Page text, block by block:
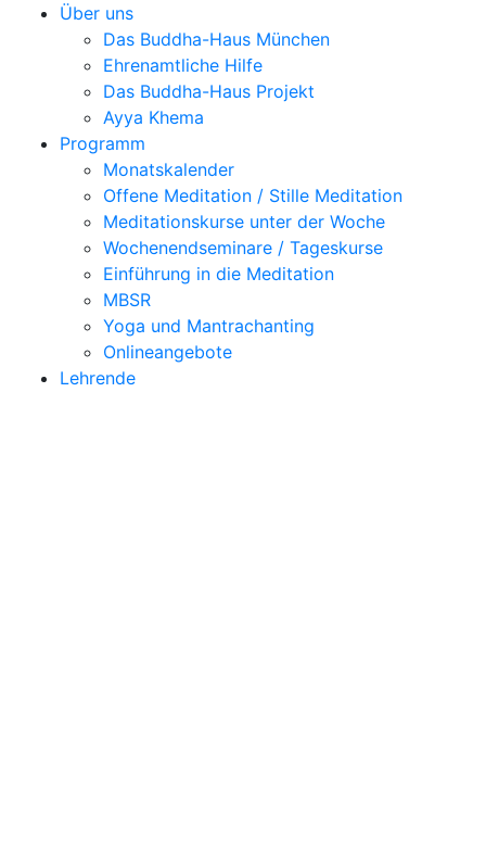
Über uns
Das Buddha-Haus München
Ehrenamtliche Hilfe
Das Buddha-Haus Projekt
Ayya Khema
Programm
Monatskalender
Offene Meditation / Stille Meditation
Meditationskurse unter der Woche
Wochenendseminare / Tageskurse
Einführung in die Meditation
MBSR
Yoga und Mantrachanting
Onlineangebote
Lehrende